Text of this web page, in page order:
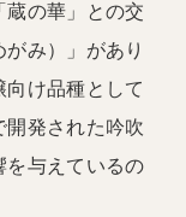
蔵の華」との交
み）」があり
け品種として
発された吟吹
を与えているの